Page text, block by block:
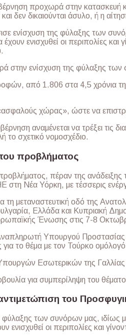
προχωρά στην
δεν δικαιούνται άσυλο, ή η
ενίσχυση της φύλαξης των
ενισχυθεί οι περιπολίες
στην ενίσχυση της φύλαξης
από 1.806 στα 4,5 χρόνια
χώρας», ώστε να
αναμένεται να τρέξει τις
το σχετικό νομοσχέδιο.
προβλήματος
πέραν της
στη Νέα Υόρκη, με τέσσερις
τη μεταναστευτική οδό της
Ελλάδα και Κυπριακή
Ένωσης στις 7-8
Υπουργού Προστασίας
για το θέμα με τον Τούρκο
Εσωτερικών της Γαλλίας
για συμπερίληψη του
του
φύλαξης των συνόρων μας, ιδίως
ενισχυθεί οι περιπολίες και